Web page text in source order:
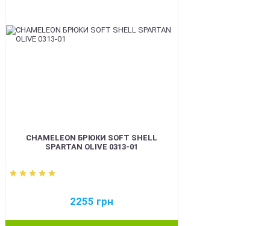
CHAMELEON БРЮКИ SOFT SHELL
SPARTAN OLIVE 0313-01
2255 грн